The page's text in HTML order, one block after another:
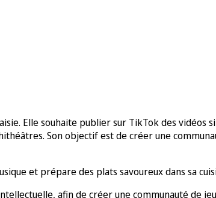
Elle souhaite publier sur TikTok des
Son objectif est de créer une
et prépare des plats savoureux dans sa
afin de créer une communauté de